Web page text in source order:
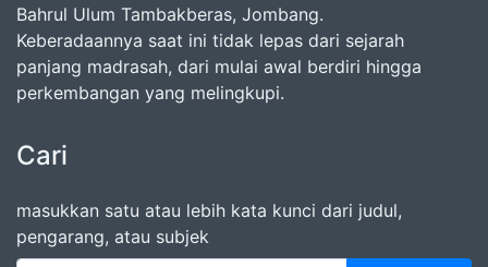
Bahrul Ulum Tambakberas, Jombang.
Keberadaannya saat ini tidak lepas dari sejarah
panjang madrasah, dari mulai awal berdiri hingga
perkembangan yang melingkupi.
Cari
masukkan satu atau lebih kata kunci dari judul,
pengarang, atau subjek